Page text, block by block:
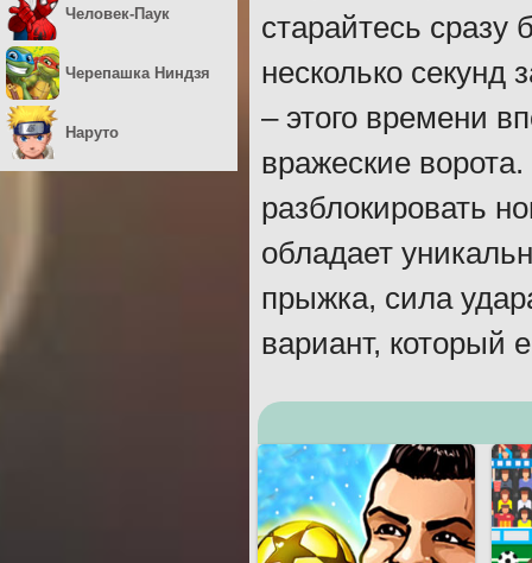
старайтесь сразу
несколько секунд
– этого времени
вражеские
разблокировать
обладает
прыжка, сила
вариант, который
Человек-Паук
Черепашка Ниндзя
Наруто